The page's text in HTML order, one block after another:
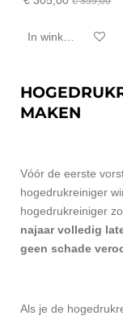
In winkelwagen
MAKEN
Vóór de eerste
hogedrukreiniger
hogedrukreiniger
najaar volledig
geen schade
Als je de